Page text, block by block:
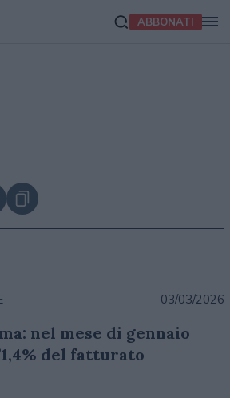
ABBONATI
03/03/2026
nel mese di gennaio
del fatturato